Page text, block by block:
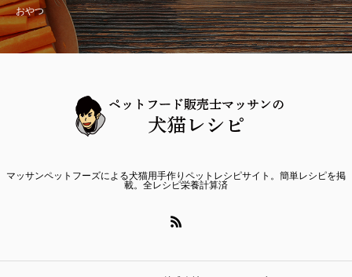
おやつ
マッサンペットフーズによる犬猫用手作りペットレシピサイト。簡単レシピを掲
載。全レシピ栄養計算済